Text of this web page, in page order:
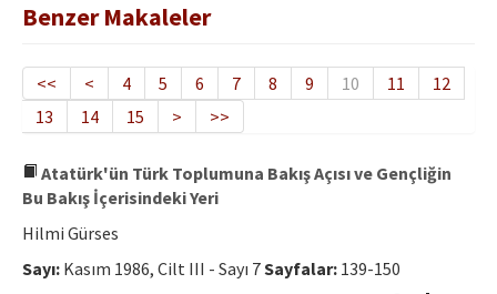
Yayın Politikası
Dergi Kurulları
Yayın İlkeleri
Etik İlkeler
Yazar Rehberi
Benzer Makaleler
<< < 4 5 6 7 8 9 10 11
12
13
14 15 > >>
Atatürk'ün Türk Toplumuna Bakış Açısı ve Gençliğin
Bu Bakış İçerisindeki Yeri
Hilmi Gürses
Sayı: Kasım 1986, Cilt III - Sayı 7Sayfalar: 139-150